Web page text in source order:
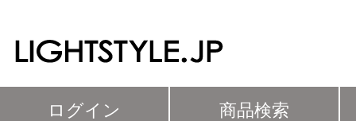
ログイン 商品検索